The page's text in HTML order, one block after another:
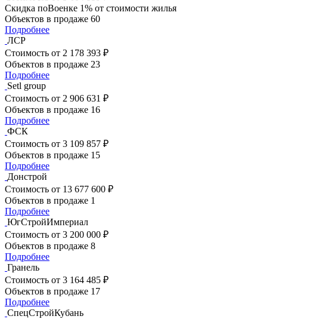
Скидка поВоенке 1% от стоимости жилья
Объектов в продаже 60
Подробнее
ЛСР
Стоимость от 2 178 393 ₽
Объектов в продаже 23
Подробнее
Setl group
Стоимость от 2 906 631 ₽
Объектов в продаже 16
Подробнее
ФСК
Стоимость от 3 109 857 ₽
Объектов в продаже 15
Подробнее
Донстрой
Стоимость от 13 677 600 ₽
Объектов в продаже 1
Подробнее
ЮгСтройИмпериал
Стоимость от 3 200 000 ₽
Объектов в продаже 8
Подробнее
Гранель
Стоимость от 3 164 485 ₽
Объектов в продаже 17
Подробнее
СпецСтройКубань